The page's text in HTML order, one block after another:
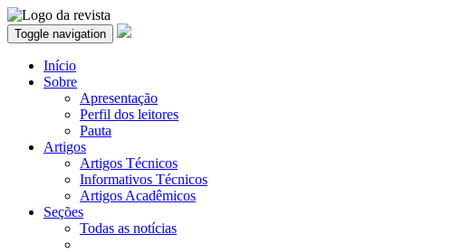
Toggle navigation
Início
Sobre
Apresentação
Perfil dos leitores
Pauta
Artigos
Artigos Técnicos
Informativos Técnicos
Artigos Acadêmicos
Seções
Todas as notícias